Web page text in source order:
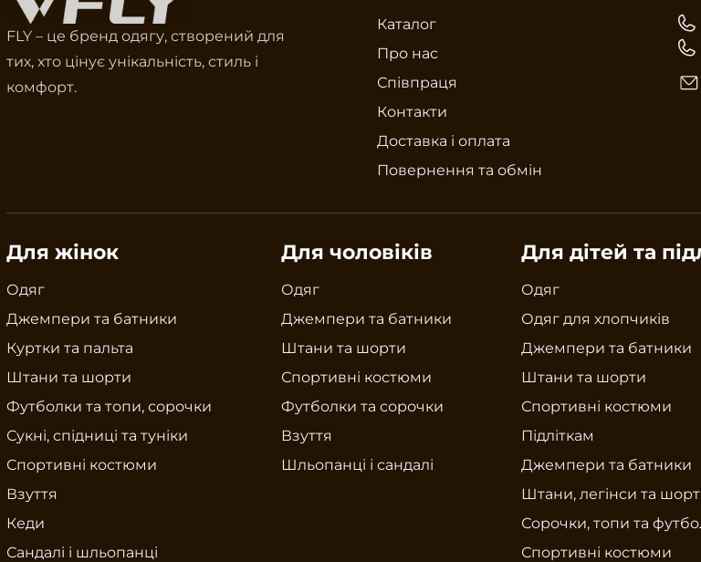
FLY – це бренд одягу, створений для
тих, хто цінує унікальність, стиль і
комфорт.
Каталог
Про нас
Співпраця
Контакти
Доставка і оплата
Повернення та обмін
Для жінок
Одяг
Джемпери та батники
Куртки та пальта
Штани та шорти
Футболки та топи, сорочки
Сукні, спідниці та туніки
Спортивні костюми
Взуття
Кеди
Сандалі і шльопанці
Для чоловіків
Одяг
Джемпери та батники
Штани та шорти
Спортивні костюми
Футболки та сорочки
Взуття
Шльопанці і сандалі
Для дітей та
Одяг
Одяг для хлопчиків
Джемпери та батники
Штани та шорти
Спортивні костюми
Підліткам
Джемпери та батники
Штани, легінси та
Сорочки, топи та
Спортивні костюми